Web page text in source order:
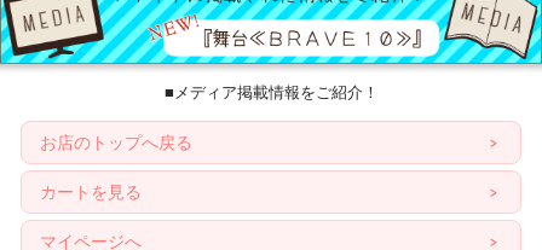
■メディア掲載情報をご紹介！
お店のトップへ戻る
カートを見る
マイページへ